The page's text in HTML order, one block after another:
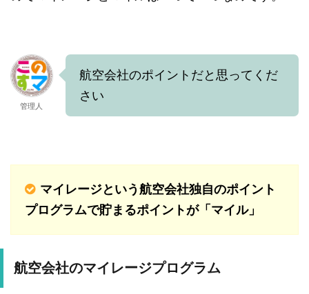
管理人
航空会社のポイントだと思ってくだ
さい
マイレージという航空会社独自のポイント
プログラムで貯まるポイントが「マイル」
航空会社のマイレージプログラム